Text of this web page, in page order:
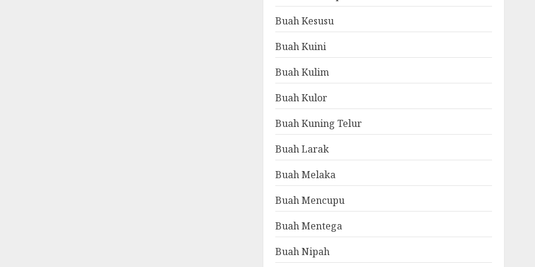
Buah Kesusu
Buah Kuini
Buah Kulim
Buah Kulor
Buah Kuning Telur
Buah Larak
Buah Melaka
Buah Mencupu
Buah Mentega
Buah Nipah